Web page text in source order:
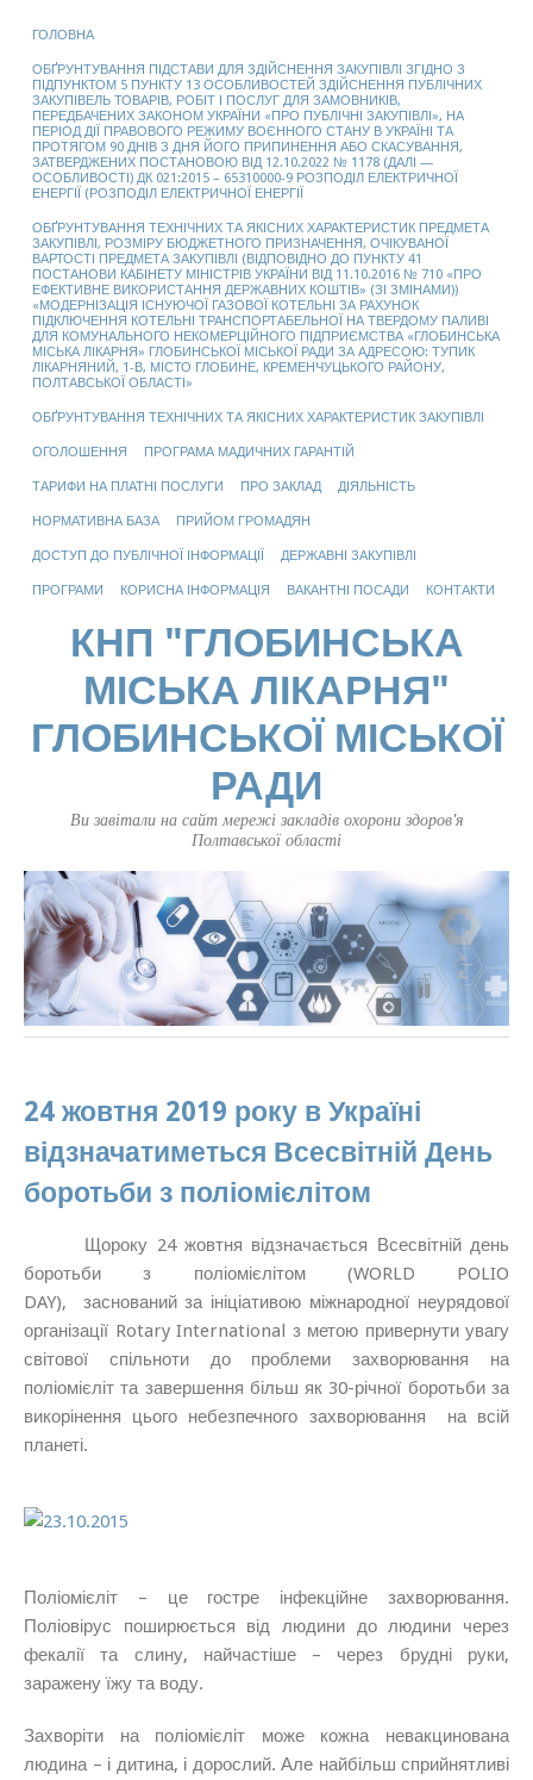
ГОЛОВНА
ОБҐРУНТУВАННЯ ПІДСТАВИ ДЛЯ ЗДІЙСНЕННЯ ЗАКУПІВЛІ ЗГІДНО З
ПІДПУНКТОМ 5 ПУНКТУ 13 ОСОБЛИВОСТЕЙ ЗДІЙСНЕННЯ ПУБЛІЧНИХ
ЗАКУПІВЕЛЬ ТОВАРІВ, РОБІТ І ПОСЛУГ ДЛЯ ЗАМОВНИКІВ,
ПЕРЕДБАЧЕНИХ ЗАКОНОМ УКРАЇНИ «ПРО ПУБЛІЧНІ ЗАКУПІВЛІ», НА
ПЕРІОД ДІЇ ПРАВОВОГО РЕЖИМУ ВОЄННОГО СТАНУ В УКРАЇНІ ТА
ПРОТЯГОМ 90 ДНІВ З ДНЯ ЙОГО ПРИПИНЕННЯ АБО СКАСУВАННЯ,
ЗАТВЕРДЖЕНИХ ПОСТАНОВОЮ ВІД 12.10.2022 № 1178 (ДАЛІ —
ОСОБЛИВОСТІ) ДК 021:2015 – 65310000-9 РОЗПОДІЛ ЕЛЕКТРИЧНОЇ
ЕНЕРГІЇ (РОЗПОДІЛ ЕЛЕКТРИЧНОЇ ЕНЕРГІЇ
ОБҐРУНТУВАННЯ ТЕХНІЧНИХ ТА ЯКІСНИХ ХАРАКТЕРИСТИК ПРЕДМЕТА
ЗАКУПІВЛІ, РОЗМІРУ БЮДЖЕТНОГО ПРИЗНАЧЕННЯ, ОЧІКУВАНОЇ
ВАРТОСТІ ПРЕДМЕТА ЗАКУПІВЛІ (ВІДПОВІДНО ДО ПУНКТУ 41
ПОСТАНОВИ КАБІНЕТУ МІНІСТРІВ УКРАЇНИ ВІД 11.10.2016 № 710 «ПРО
ЕФЕКТИВНЕ ВИКОРИСТАННЯ ДЕРЖАВНИХ КОШТІВ» (ЗІ ЗМІНАМИ))
«МОДЕРНІЗАЦІЯ ІСНУЮЧОЇ ГАЗОВОЇ КОТЕЛЬНІ ЗА РАХУНОК
ПІДКЛЮЧЕННЯ КОТЕЛЬНІ ТРАНСПОРТАБЕЛЬНОЇ НА ТВЕРДОМУ ПАЛИВІ
ДЛЯ КОМУНАЛЬНОГО НЕКОМЕРЦІЙНОГО ПІДПРИЄМСТВА «ГЛОБИНСЬКА
МІСЬКА ЛІКАРНЯ» ГЛОБИНСЬКОЇ МІСЬКОЇ РАДИ ЗА АДРЕСОЮ: ТУПИК
ЛІКАРНЯНИЙ, 1-В, МІСТО ГЛОБИНЕ, КРЕМЕНЧУЦЬКОГО РАЙОНУ,
ПОЛТАВСЬКОЇ ОБЛАСТІ»
ОБҐРУНТУВАННЯ ТЕХНІЧНИХ ТА ЯКІСНИХ ХАРАКТЕРИСТИК ЗАКУПІВЛІ
ОГОЛОШЕННЯ ПРОГРАМА МАДИЧНИХ ГАРАНТІЙ
ТАРИФИ НА ПЛАТНІ ПОСЛУГИ ПРО ЗАКЛАД ДІЯЛЬНІСТЬ
НОРМАТИВНА БАЗА ПРИЙОМ ГРОМАДЯН
ДОСТУП ДО ПУБЛІЧНОЇ ІНФОРМАЦІЇ ДЕРЖАВНІ ЗАКУПІВЛІ
ПРОГРАМИ КОРИСНА ІНФОРМАЦІЯ ВАКАНТНІ ПОСАДИ КОНТАКТИ
КНП "ГЛОБИНСЬКА
МІСЬКА ЛІКАРНЯ"
ГЛОБИНСЬКОЇ МІСЬКОЇ
РАДИ
Ви завітали на сайт мережі закладів охорони здоров'я
Полтавської області
24 жовтня 2019 року в Україні
відзначатиметься Всесвітній День
боротьби з поліомієлітом
Щороку 24 жовтня відзначається Всесвітній день
боротьби з поліомієлітом (WORLD POLIO
DAY), заснований за ініціативою міжнародної неурядової
організації Rotary International з метою привернути увагу
світової спільноти до проблеми захворювання на
поліомієліт та завершення більш як 30-річної боротьби за
викорінення цього небезпечного захворювання на всій
планеті.
Поліомієліт – це гостре інфекційне захворювання.
Поліовірус поширюється від людини до людини через
фекалії та слину, найчастіше – через брудні руки,
заражену їжу та воду.
Захворіти на поліомієліт може кожна невакцинована
людина – і дитина, і дорослий. Але найбільш сприйнятливі